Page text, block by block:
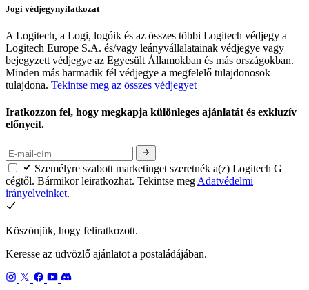
Jogi védjegynyilatkozat
A Logitech, a Logi, logóik és az összes többi Logitech védjegy a
Logitech Europe S.A. és/vagy leányvállalatainak védjegye vagy
bejegyzett védjegye az Egyesült Államokban és más országokban.
Minden más harmadik fél védjegye a megfelelő tulajdonosok
tulajdona. Tekintse meg az összes védjegyet
Iratkozzon fel, hogy megkapja különleges ajánlatát és exkluzív
előnyeit.
Személyre szabott marketinget szeretnék a(z) Logitech G
cégtől. Bármikor leiratkozhat. Tekintse meg Adatvédelmi
irányelveinket.
Köszönjük, hogy feliratkozott.
Keresse az üdvözlő ajánlatot a postaládájában.